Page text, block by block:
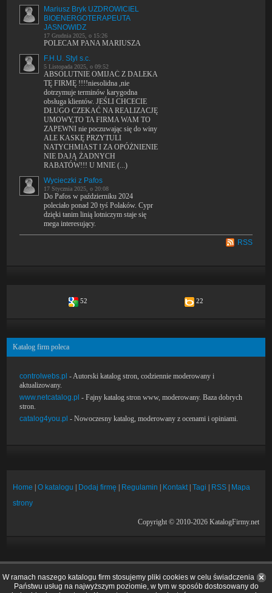
Mariusz Bryk UZDROWICIEL
BIOENERGOTERAPEUTA
JASNOWIDZ
17 Grudnia 2025, o 15:26
POLECAM PANA MARIUSZA
F.H.U. Styl s.c.
5 Listopada 2025, o 09:52
ABSOLUTNIE OMIJAĆ Z DALEKA
TĘ FIRMĘ !!!!niesolidna ,nie
dotrzymuje terminów karygodna
obsługa klientów. JEŚLI CHCECIE
DŁUGO CZEKAĆ NA REALIZACJĘ
UMOWY,TO TA FIRMA WAM TO
ZAPEWNI nie poczuwając się do winy
ALE KASKĘ PRZYTULI
NATYCHMIAST I ZA OPÓŻNIENIE
NIE DAJĄ ŻADNYCH
RABATÓW!!! U MNIE (...)
Wycieczki z Pafos
17 Stycznia 2025, o 20:08
Do Pafos w październiku 2024
poleciało ponad 20 tyś Polaków. Cypr
dzięki tanim linią lotniczym staje się
mega interesujący.
RSS
52 22
Katalog firm poleca
controlwebs.pl - Autorski katalog stron, codziennie moderowany i
aktualizowany.
www.netcatalog.pl - Fajny katalog stron www, moderowany. Baza dobrych
stron.
catalog4you.pl - Nowoczesny katalog, moderowany z ocenami i opiniami.
Home |O katalogu Dodaj firmę Regulamin Kontakt|Tagi RSS
Mapa
strony
Copyright © 2010-2026 KatalogFirmy.net
W ramach naszego katalogu firm stosujemy pliki cookies w celu świadczenia
Państwu usług na najwyższym poziomie, w tym w sposób dostosowany do